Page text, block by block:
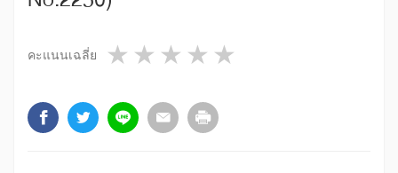
คะแนนเฉลี่ย 4 stars
3 stars
2 stars
1 star